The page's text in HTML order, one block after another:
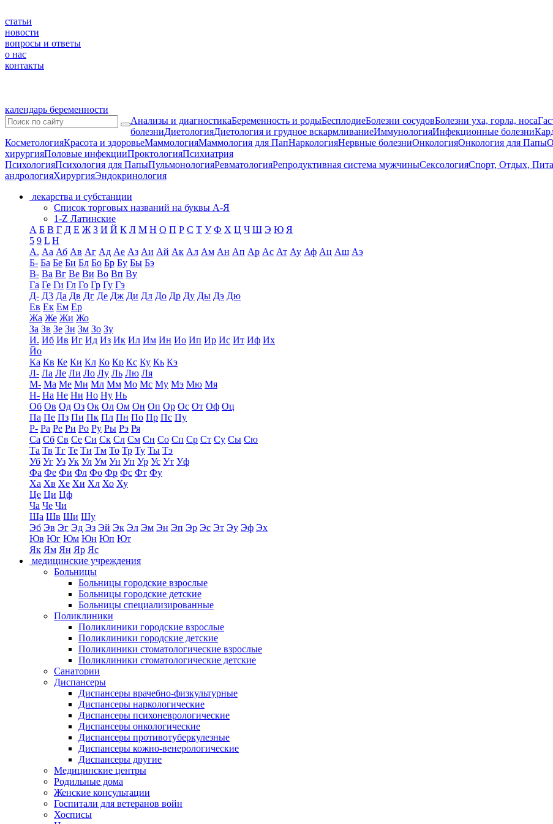
статьи
новости
вопросы и ответы
о нас
контакты
календарь беременности
Анализы и диагностикаБеременность и родыБесплодиеБолезни сосудовБолезни уха, горла, носа
болезниДиетологияДиетология и грудное вскармливаниеИммунологияИнфекционные болезни
КосметологияКрасота и здоровьеМаммологияМаммология для ПапНаркологияНервные болезниОнкологияОнкология для Папы
хирургияПоловые инфекцииПроктологияПсихиатрия
ПсихологияПсихология для ПапыПульмонологияРевматологияРепродуктивная система мужчиныСексологияСпорт, Отдых,
андрологияХирургияЭндокринология
лекарства и субстанции
Список торговых названий на буквы А-Я
1-Z Латинские
А Б В Г Д Е Ж З И Й К Л М Н О П Р С Т У Ф Х Ц Ч Ш Э Ю Я
5 9 L H
А. Аа Аб Ав Аг Ад Ае Аз Аи Ай Ак Ал Ам Ан Ап Ар Ас Ат Ау Аф Ац Аш Аэ
Б- Ба Бе Би Бл Бо Бр Бу Бы Бэ
В- Ва Вг Ве Ви Во Вп Ву
Га Ге Ги Гл Го Гр Гу Гэ
Д- Д3 Да Дв Дг Де Дж Ди Дл До Др Ду Ды Дэ Дю
Ев Ек Ем Ер
Жа Же Жи Жо
За Зв Зе Зи Зм Зо Зу
И. Иб Ив Иг Ид Из Ик Ил Им Ин Ио Ип Ир Ис Ит Иф Их
Йо
Ка Кв Ке Ки Кл Ко Кр Кс Ку Кь Кэ
Л- Ла Ле Ли Ло Лу Ль Лю Ля
М- Ма Ме Ми Мл Мм Мо Мс Му Мэ Мю Мя
Н- На Не Ни Но Ну Нь
Об Ов Од Оз Ок Ол Ом Он Оп Ор Ос От Оф Оц
Па Пе Пз Пи Пк Пл Пн По Пр Пс Пу
Р- Ра Ре Ри Ро Ру Ры Рэ Ря
Са Сб Св Се Си Ск Сл См Сн Со Сп Ср Ст Су Сы Сю
Та Тв Тг Те Ти Тм То Тр Ту Ты Тэ
Уб Уг Уз Ук Ул Ум Ун Уп Ур Ус Ут Уф
Фа Фе Фи Фл Фо Фр Фс Фт Фу
Ха Хв Хе Хи Хл Хо Ху
Це Ци Цф
Ча Че Чи
Ша Шв Ши Шу
Эб Эв Эг Эд Эз Эй Эк Эл Эм Эн Эп Эр Эс Эт Эу Эф Эх
Юв Юг Юм Юн Юп Ют
Як Ям Ян Яр Яс
медицинские учреждения
Больницы
Больницы городские взрослые
Больницы городские детские
Больницы специализированные
Поликлиники
Поликлиники городские взрослые
Поликлиники городские детские
Поликлиники стоматологические взрослые
Поликлиники стоматологические детские
Санатории
Диспансеры
Диспансеры врачебно-физкультурные
Диспансеры наркологические
Диспансеры психоневрологические
Диспансеры онкологические
Диспансеры противотуберкулезные
Диспансеры кожно-венерологические
Диспансеры другие
Медицинские центры
Родильные дома
Женские консультации
Госпитали для ветеранов войн
Хосписы